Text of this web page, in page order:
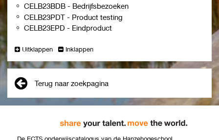
CELB23BDB- Bedrijfsbezoeken
CELB23PDT- Product testing
CELB23EPD - Eindproduct
Uitklappen Inklappen
Terug naar zoekpagina